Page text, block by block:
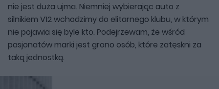
nie jest duża ujma. Niemniej wybierając auto z
silnikiem V12 wchodzimy do elitarnego klubu, w którym
nie pojawia się byle kto. Podejrzewam, że wśród
pasjonatów marki jest grono osób, które zatęskni za
taką jednostką.